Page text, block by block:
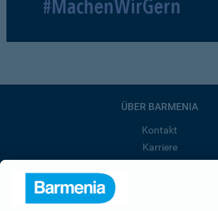
#MachenWirGern
ÜBER BARMENIA
Kontakt
Karriere